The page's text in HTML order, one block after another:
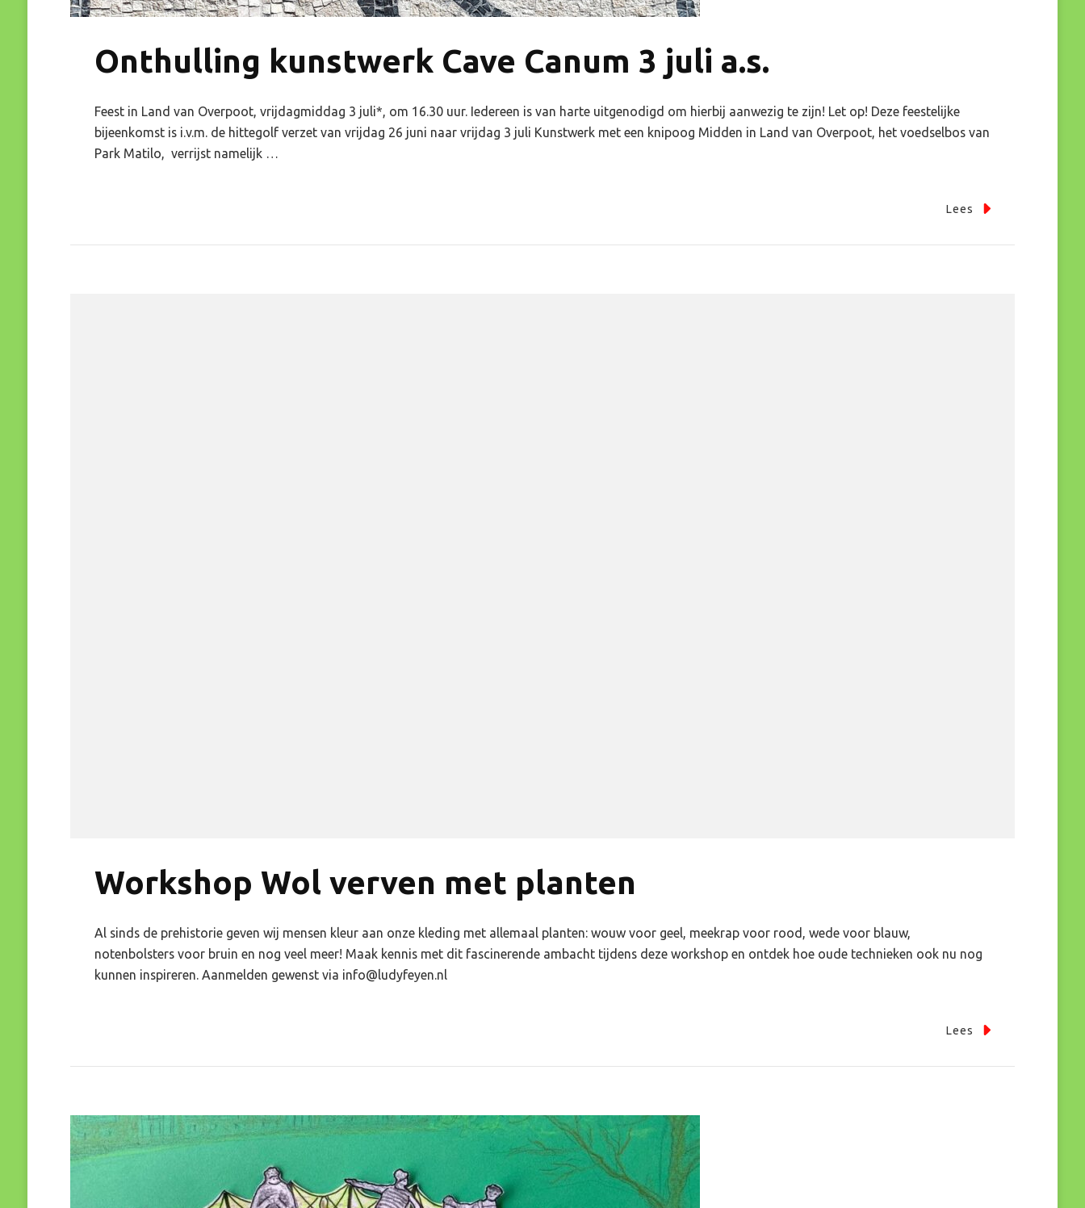
Onthulling kunstwerk Cave Canum 3 juli a.s.
Feest in Land van Overpoot, vrijdagmiddag 3 juli*, om 16.30 uur. Iedereen is van harte uitgenodigd om hierbij aanwezig te zijn! Let op! Deze feestelijke
bijeenkomst is i.v.m. de hittegolf verzet van vrijdag 26 juni naar vrijdag 3 juli Kunstwerk met een knipoog Midden in Land van Overpoot, het voedselbos van
Park Matilo, verrijst namelijk …
Lees
Workshop Wol verven met planten
Al sinds de prehistorie geven wij mensen kleur aan onze kleding met allemaal planten: wouw voor geel, meekrap voor rood, wede voor blauw,
notenbolsters voor bruin en nog veel meer! Maak kennis met dit fascinerende ambacht tijdens deze workshop en ontdek hoe oude technieken ook nu nog
kunnen inspireren. Aanmelden gewenst via info@ludyfeyen.nl
Lees